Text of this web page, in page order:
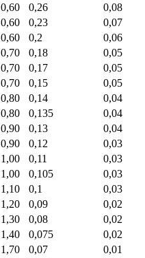
0,60 0,26
0,08
0,60 0,23
0,07
0,60 0,2
0,06
0,70 0,18
0,05
0,70 0,17
0,05
0,70 0,15
0,05
0,80 0,14
0,04
0,80 0,135
0,04
0,90 0,13
0,04
0,90 0,12
0,03
1,00 0,11
0,03
1,00 0,105
0,03
1,10 0,1
0,03
1,20 0,09
0,02
1,30 0,08
0,02
1,40 0,075
0,02
1,70 0,07
0,01